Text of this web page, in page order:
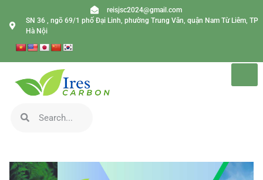
reisjsc2024@gmail.com
SN 36 , ngõ 69/1 phố Đại Linh, phường Trung Văn, quận Nam Từ Liêm, TP
Hà Nội